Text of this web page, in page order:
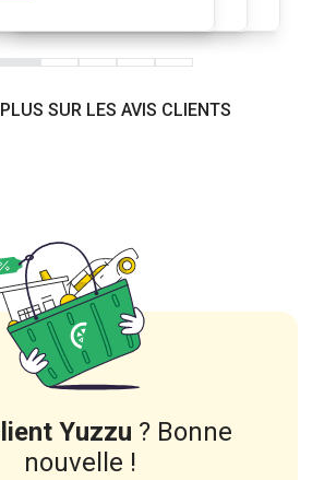
SUR LES AVIS CLIENTS
Yuzzu ? Bonne
nouvelle !